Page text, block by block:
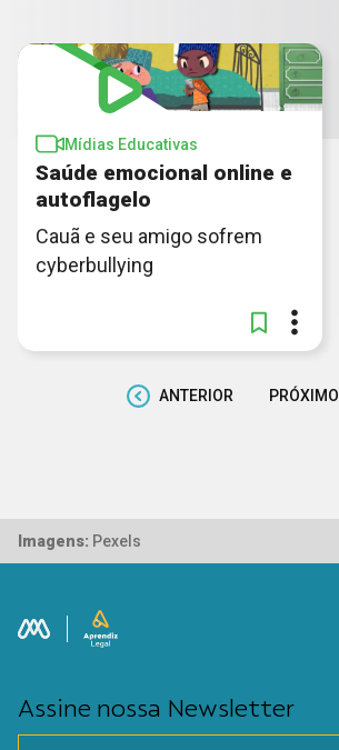
Mídias Educativas
Saúde emocional online e
autoflagelo
Cauã e seu amigo sofrem
cyberbullying
ANTERIOR PRÓXIMO
Imagens: Pexels
Assine nossa Newsletter